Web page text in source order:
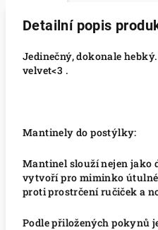
Detailní popis
Jedinečný, dokonale
velvet<3 .
Mantinely do postýlky:
Mantinel slouží nejen jako
vytvoří pro miminko útulné
proti prostrčení ručiček a
Podle přiložených pokynů